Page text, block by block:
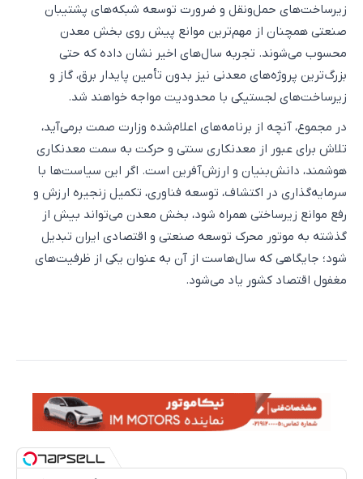
زیرساخت‌های حمل‌ونقل و ضرورت توسعه شبکه‌های پشتیبان
صنعتی همچنان از مهم‌ترین موانع پیش روی بخش معدن
محسوب می‌شوند. تجربه سال‌های اخیر نشان داده که حتی
بزرگ‌ترین پروژه‌های معدنی نیز بدون تأمین پایدار برق، گاز و
زیرساخت‌های لجستیکی با محدودیت مواجه خواهند شد.
در مجموع، آنچه از برنامه‌های اعلام‌شده وزارت صمت برمی‌آید،
تلاش برای عبور از معدنکاری سنتی و حرکت به سمت معدنکاری
هوشمند، دانش‌بنیان و ارزش‌آفرین است. اگر این سیاست‌ها با
سرمایه‌گذاری در اکتشاف، توسعه فناوری، تکمیل زنجیره ارزش و
رفع موانع زیرساختی همراه شود، بخش معدن می‌تواند بیش از
گذشته به موتور محرک توسعه صنعتی و اقتصادی ایران تبدیل
شود؛ جایگاهی که سال‌هاست از آن به عنوان یکی از ظرفیت‌های
مغفول اقتصاد کشور یاد می‌شود.